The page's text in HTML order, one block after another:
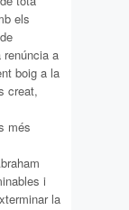
els
renúncia a
boig a la
creat,
més
i
la